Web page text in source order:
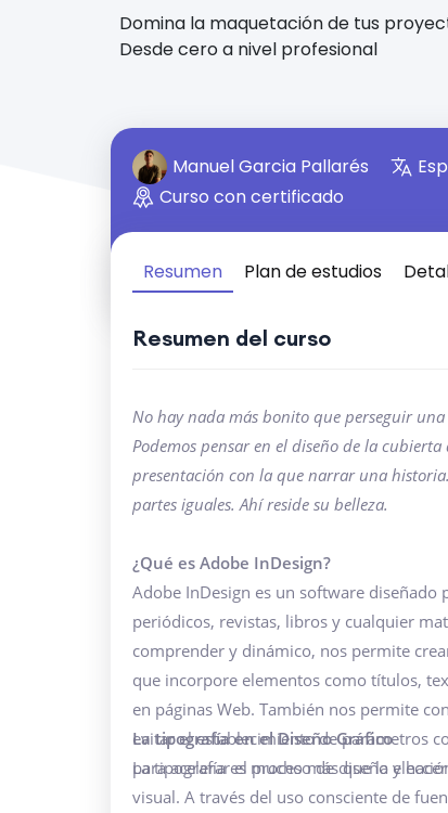
Domina la maquetación de tus
Desde cero a nivel profesional
Manuel Garcia Pallarés
Curso con certificado
Resumen Plan de estudios
Resumen del curso
No hay nada más bonito que perseguir
Podemos pensar en el diseño de la
presentación con la que narrar una
partes iguales. Ahí reside su belleza.
¿Qué es Adobe InDesign?
Adobe InDesign es un software
periódicos, revistas, libros y cualquier
comprender y dinámico, nos permite
que incorpore elementos como títulos,
en páginas Web. También nos permite
evitar el establecimiento de parámetros
para acelerar el proceso de diseño y
La tipografía en el Diseño Gráfico
La tipografía es mucho más que la
visual. A través del uso consciente de